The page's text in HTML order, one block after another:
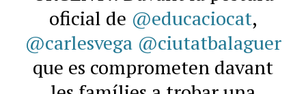
oficial de @educaciocat,
@carlesvega @ciutatbalaguer
que es comprometen davant